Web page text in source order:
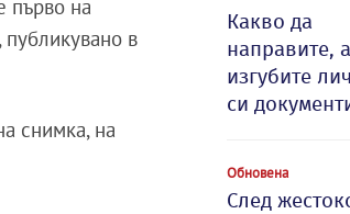
първо на
в
снимка, на
Какво да
направите,
изгубите
си
Обновена
След